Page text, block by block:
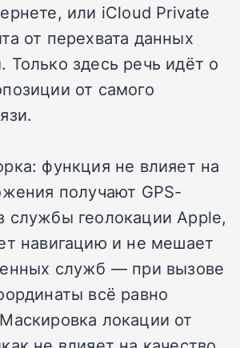
или iCloud Private
от перехвата данных
Только здесь речь идёт о
от самого
функция не влияет на
получают GPS-
службы геолокации Apple,
навигацию и не мешает
служб — при вызове
всё равно
локации от